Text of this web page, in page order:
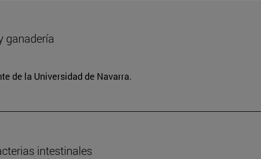
ganadería
de la Universidad de Navarra.
intestinales